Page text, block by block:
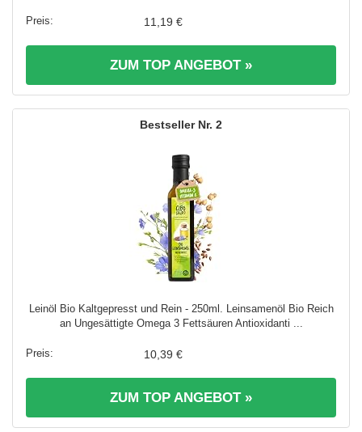
11,19 €
ZUM TOP ANGEBOT »
2
Leinöl Bio Kaltgepresst und Rein - 250ml. Leinsamenöl Bio Reich
an Ungesättigte Omega 3 Fettsäuren Antioxidanti ...
10,39 €
ZUM TOP ANGEBOT »